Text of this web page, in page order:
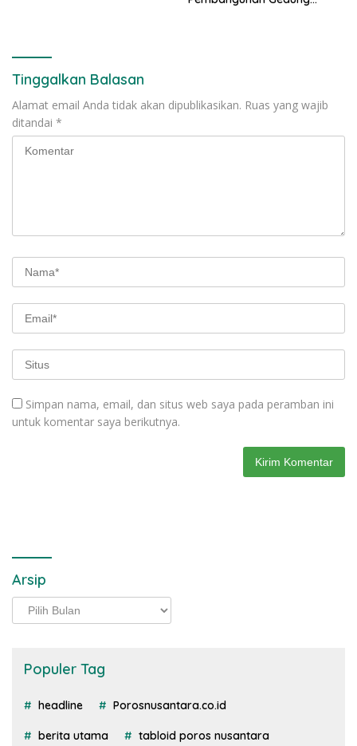
Tinggalkan Balasan
Alamat email Anda tidak akan dipublikasikan. Ruas yang wajib
ditandai *
Simpan nama, email, dan situs web saya pada peramban ini
untuk komentar saya berikutnya.
Arsip
Arsip
Populer Tag
headline Porosnusantara.co.id
berita utama tabloid poros nusantara